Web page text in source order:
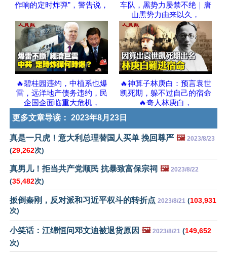
作响的定时炸弹”，警告说，
车队，黑势力屡禁不绝｜唐
山黑势力由来以久，
🔥碧桂园违约，中植系也爆
雷，远洋地产债务违约，民
企国企面临重大危机，
🔥神算子林庚白：预言袁世
凯死期，躲不过自己的宿命
🔥奇人林庚白，
更多文章导读： 2023年8月23日
真是一只虎！意大利总理替国人买单 挽回尊严 🖼️ 2023/8/23
(29,262次)
真男儿！拒当共产党顺民 抗暴致富保宗祠 🖼️ 2023/8/22
(35,482次)
扳倒秦刚，反对派和习近平权斗的转折点 2023/8/21 (103,931
次)
小笑话：江绵恒问邓文迪被退货原因 🖼️ 2023/8/21 (149,652
次)